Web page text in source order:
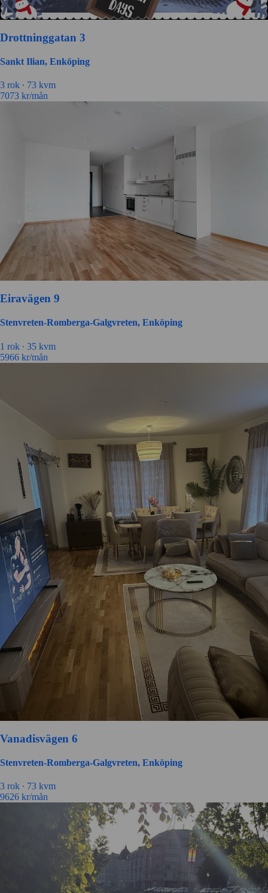
Drottninggatan 3
Sankt Ilian, Enköping
3 rok ∙ 73 kvm
7073 kr/mån
Eiravägen 9
Stenvreten-Romberga-Galgvreten, Enköping
1 rok ∙ 35 kvm
5966 kr/mån
Vanadisvägen 6
Stenvreten-Romberga-Galgvreten, Enköping
3 rok ∙ 73 kvm
9626 kr/mån